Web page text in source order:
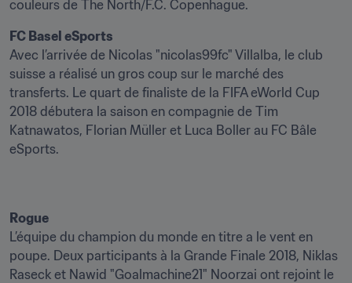
couleurs de The North/F.C. Copenhague.
FC Basel eSports
Avec l’arrivée de Nicolas "nicolas99fc" Villalba, le club
suisse a réalisé un gros coup sur le marché des
transferts. Le quart de finaliste de la FIFA eWorld Cup
2018 débutera la saison en compagnie de Tim
Katnawatos, Florian Müller et Luca Boller au FC Bâle
eSports.
Rogue
L’équipe du champion du monde en titre a le vent en
poupe. Deux participants à la Grande Finale 2018, Niklas
Raseck et Nawid "Goalmachine21" Noorzai ont rejoint le